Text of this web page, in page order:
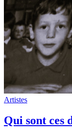
Artistes
Qui sont ces